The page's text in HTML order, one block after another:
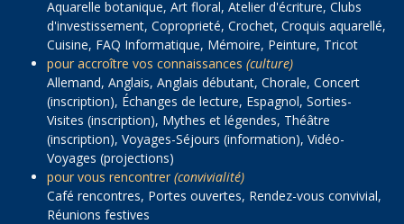
Aquarelle botanique, Art floral, Atelier d'écriture, Clubs
d'investissement, Coproprieté, Crochet, Croquis aquarellé,
Cuisine, FAQ Informatique, Mémoire, Peinture, Tricot
pour accroître vos connaissances (culture)
Allemand, Anglais, Anglais débutant, Chorale, Concert
(inscription), Échanges de lecture, Espagnol, Sorties-
Visites (inscription), Mythes et légendes, Théâtre
(inscription), Voyages-Séjours (information), Vidéo-
Voyages (projections)
pour vous rencontrer(convivialité)
Café rencontres, Portes ouvertes, Rendez-vous convivial,
Réunions festives